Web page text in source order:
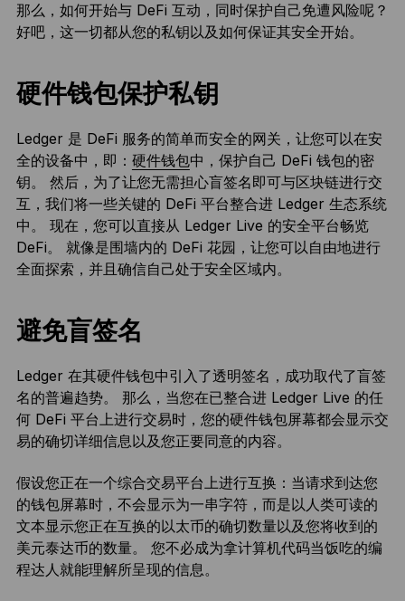
那么，如何开始与 DeFi 互动，同时保护自己免遭风险呢？
好吧，这一切都从您的私钥以及如何保证其安全开始。
硬件钱包保护私钥
Ledger 是 DeFi 服务的简单而安全的网关，让您可以在安
全的设备中，即： 硬件钱包中，保护自己 DeFi 钱包的密
钥。 然后，为了让您无需担心盲签名即可与区块链进行交
互，我们将一些关键的 DeFi 平台整合进 Ledger 生态系统
中。 现在，您可以直接从 Ledger Live 的安全平台畅览
DeFi。 就像是围墙内的 DeFi 花园，让您可以自由地进行
全面探索，并且确信自己处于安全区域内。
避免盲签名
Ledger 在其硬件钱包中引入了透明签名，成功取代了盲签
名的普遍趋势。 那么，当您在已整合进 Ledger Live 的任
何 DeFi 平台上进行交易时，您的硬件钱包屏幕都会显示交
易的确切详细信息以及您正要同意的内容。
假设您正在一个综合交易平台上进行互换：当请求到达您
的钱包屏幕时，不会显示为一串字符，而是以人类可读的
文本显示您正在互换的以太币的确切数量以及您将收到的
美元泰达币的数量。 您不必成为拿计算机代码当饭吃的编
程达人就能理解所呈现的信息。